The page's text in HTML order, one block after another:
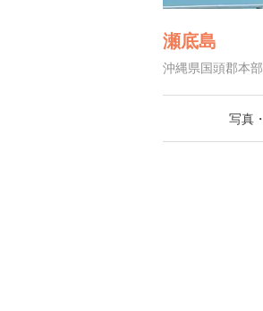
瀬底島
沖縄県国頭郡本
写真